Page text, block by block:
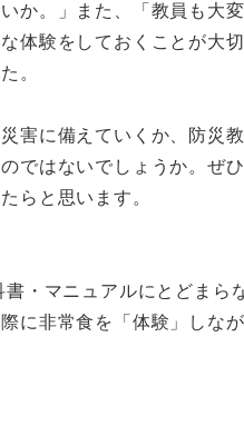
か。」また、「教員も大
体験をしておくことが大
。
害に備えていくか、防災教
ではないでしょうか。ぜひ
らと思います。
・マニュアルにとどまら
に非常食を「体験」しな